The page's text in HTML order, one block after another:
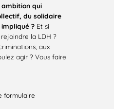
ambition qui
du solidaire
? Et si
la LDH ?
aux
agir ? Vous faire
formulaire